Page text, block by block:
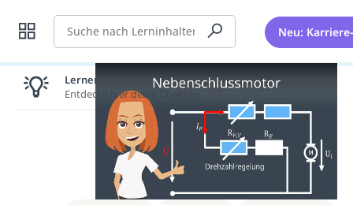
Suche Neu:
Lernen lohnt sich!
Entdecke hier deine Chancen.